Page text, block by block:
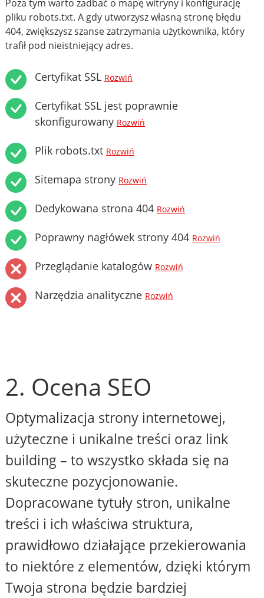
Poza tym warto zadbać o mapę witryny i konfigurację
pliku robots.txt. A gdy utworzysz własną stronę błędu
404, zwiększysz szanse zatrzymania użytkownika, który
trafił pod nieistniejący adres.
Certyfikat SSL Rozwiń
Certyfikat SSL jest poprawnie
skonfigurowany Rozwiń
Plik robots.txt Rozwiń
Sitemapa strony Rozwiń
Dedykowana strona 404 Rozwiń
Poprawny nagłówek strony 404 Rozwiń
Przeglądanie katalogów Rozwiń
Narzędzia analityczne Rozwiń
2. Ocena SEO
Optymalizacja strony internetowej,
użyteczne i unikalne treści oraz link
building – to wszystko składa się na
skuteczne pozycjonowanie.
Dopracowane tytuły stron, unikalne
treści i ich właściwa struktura,
prawidłowo działające przekierowania
to niektóre z elementów, dzięki którym
Twoja strona będzie bardziej